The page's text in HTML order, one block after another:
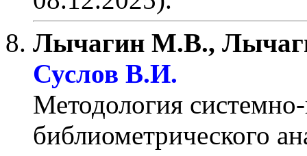
Лычагин М.В.,
Суслов В.И.
Методология
библиометрического